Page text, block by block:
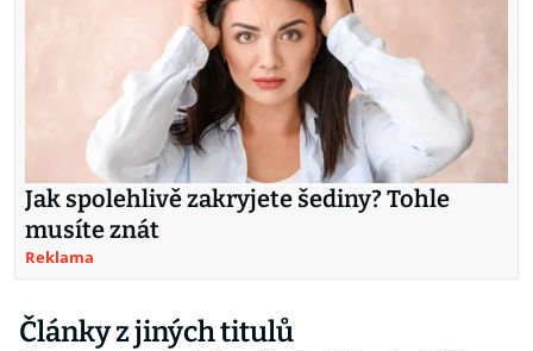
Jak spolehlivě zakryjete šediny? Tohle
musíte znát
Reklama
Články z jiných titulů